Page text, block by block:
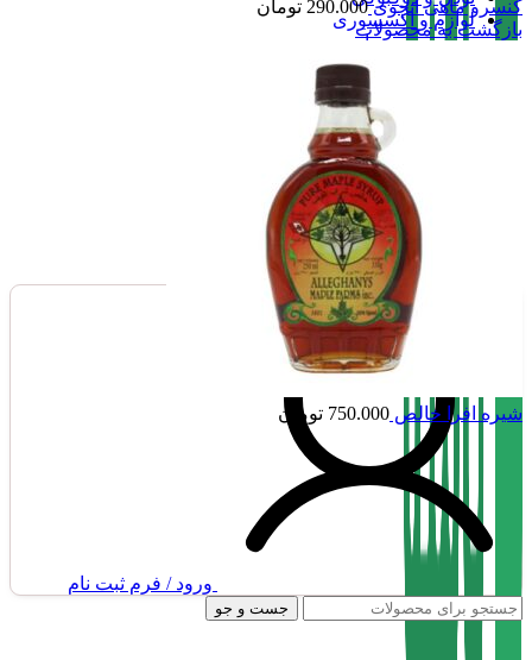
لوازم و اکسسوری
سیروپ و مربا
نوشیدنی ،چای و قهوه
صفحه اصلی
فروشگاه
تماس با بامبو
درباره بامبو
بامبو مگ
ورود / فرم ثبت نام
جست و جو
کنسرو ماهی آنچوی290.000 تومان
بازگشت به محصولات
شیره افرا خالص 750.000 تومان